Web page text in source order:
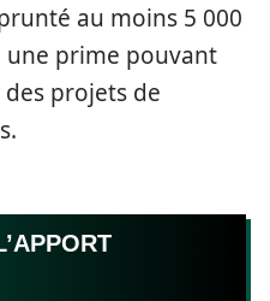
au moins 5 000
prime pouvant
projets de